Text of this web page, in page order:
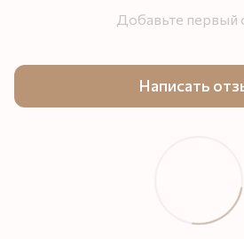
Добавьте первый
Написать